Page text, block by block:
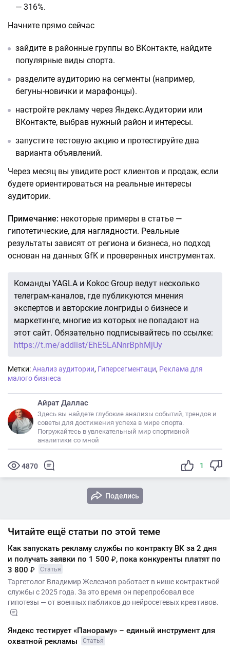
— 316%.
Начните прямо сейчас
зайдите в районные группы во ВКонтакте, найдите
популярные виды спорта.
разделите аудиторию на сегменты (например,
бегуны-новички и марафонцы).
настройте рекламу через Яндекс.Аудитории или
ВКонтакте, выбрав нужный район и интересы.
запустите тестовую акцию и протестируйте два
варианта объявлений.
Через месяц вы увидите рост клиентов и продаж, если
будете ориентироваться на реальные интересы
аудитории.
Примечание: некоторые примеры в статье —
гипотетические, для наглядности. Реальные
результаты зависят от региона и бизнеса, но подход
основан на данных GfK и проверенных инструментах.
Команды YAGLA и Kokoc Group ведут несколько
телеграм-каналов, где публикуются мнения
экспертов и авторские лонгриды о бизнесе и
маркетинге, многие из которых не попадают на
этот сайт. Обязательно подписывайтесь по ссылке:
https://t.me/addlist/EhE5LANnrBphMjUy
Метки:Анализ аудитории, Гиперсегментаци, Реклама для
малого бизнеса
Айрат Даллас
Здесь вы найдете глубокие анализы событий, трендов и
советы для достижения успеха в мире спорта.
Погружайтесь в увлекательный мир спортивной
аналитики со мной
4870 1
Поделись
Читайте ещё статьи по этой теме
Как запускать рекламу службы по контракту ВК за 2 дня
и получать заявки по 1 500 ₽, пока конкуренты платят по
3 800 ₽
Статья
Таргетолог Владимир Железнов работает в нише контрактной
службы с 2025 года. За это время он перепробовал все
гипотезы — от военных пабликов до нейросетевых креативов.
Яндекс тестирует «Панораму» – единый инструмент для
охватной рекламы
Статья